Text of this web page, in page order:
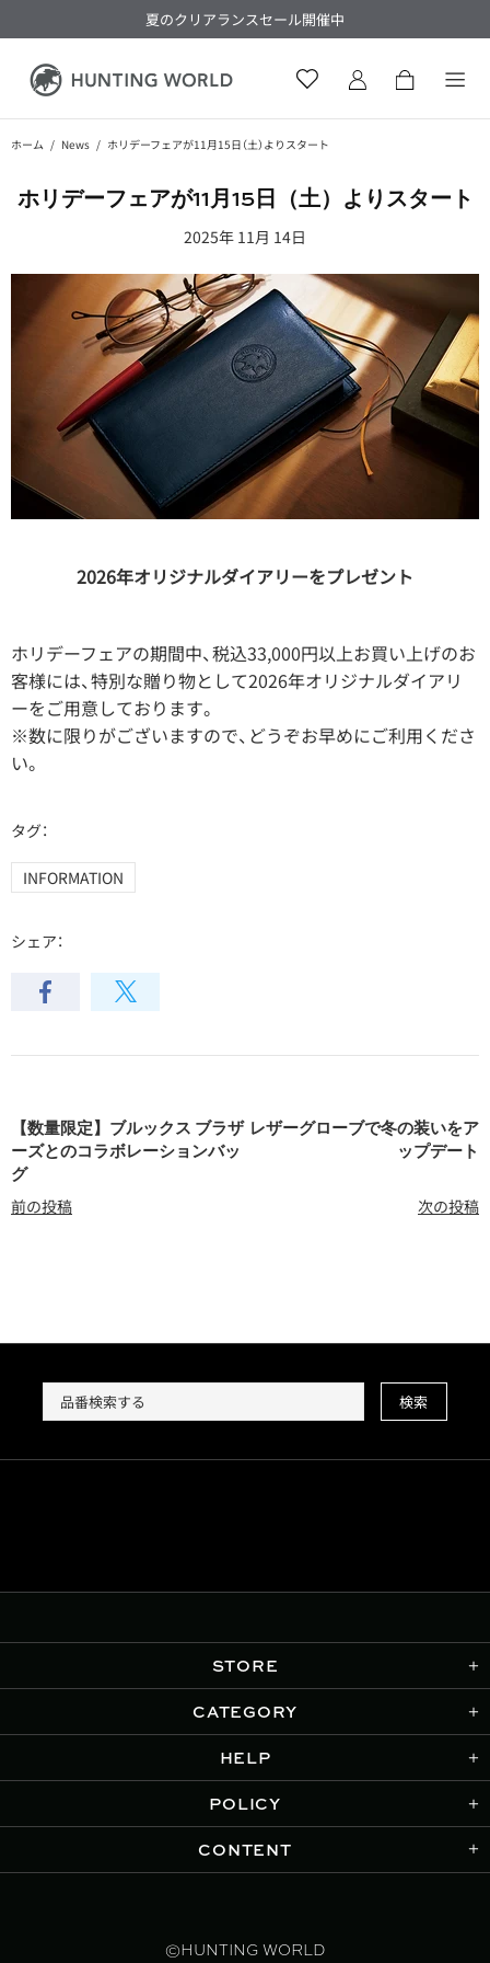
夏のクリアランスセール開催中
ホーム News ホリデーフェアが11月15日（土）よりスタート
ホリデーフェアが​11月15日​（土）より​スタート
2025年 11月 14日
2026年オリジナルダイアリーをプレゼント
ホリデーフェアの期間中、税込33,000円以上お買い上げのお
客様には、特別な贈り物として2026年オリジナルダイアリ
ーをご用意しております。
※数に限りがございますので、どうぞお早めにご利用くださ
い。
タグ：
INFORMATION
シェア：
【数量限定】ブルックス ブラザ
ーズとのコラボレーションバッ
グ
前の投稿
レザーグローブで冬の装いをア
ップデート
次の投稿
検索
STORE
CATEGORY
HELP
POLICY
CONTENT
©HUNTING WORLD